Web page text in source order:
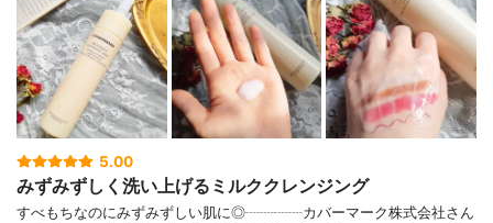
5.00
みずみずしく洗い上げるミルククレンジング
すべもちなのにみずみずしい肌に◎┈┈┈┈カバーマーク株式会社さん